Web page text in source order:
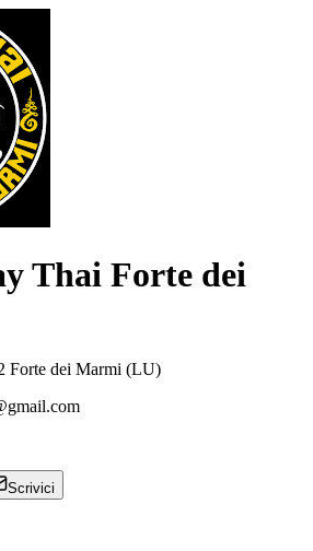
Thai Forte dei
Forte dei Marmi (LU)
Scrivici